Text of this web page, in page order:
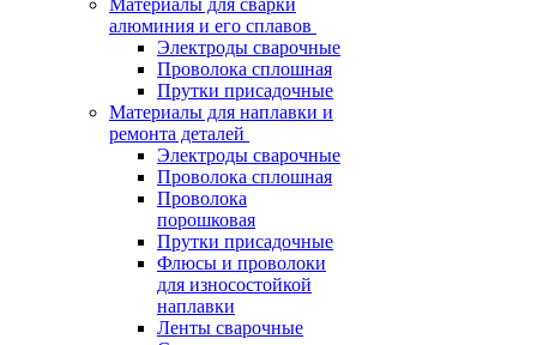
Материалы для сварки
алюминия и его сплавов
Электроды сварочные
Проволока сплошная
Прутки присадочные
Материалы для наплавки и
ремонта деталей
Электроды сварочные
Проволока сплошная
Проволока
порошковая
Прутки присадочные
Флюсы и проволоки
для износостойкой
наплавки
Ленты сварочные